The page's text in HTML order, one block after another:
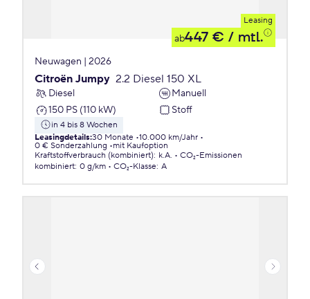
Leasing
ab447 € / mtl.
Neuwagen | 2026
Citroën Jumpy 2.2 Diesel 150 XL
Diesel
Manuell
150 PS (110 kW)
Stoff
in 4 bis 8 Wochen
Leasingdetails:30 Monate 10.000 km/Jahr
0 € Sonderzahlung
mit Kaufoption
Kraftstoffverbrauch (kombiniert): k.A.
CO₂-Emissionen
kombiniert: 0 g/km CO₂-Klasse: A